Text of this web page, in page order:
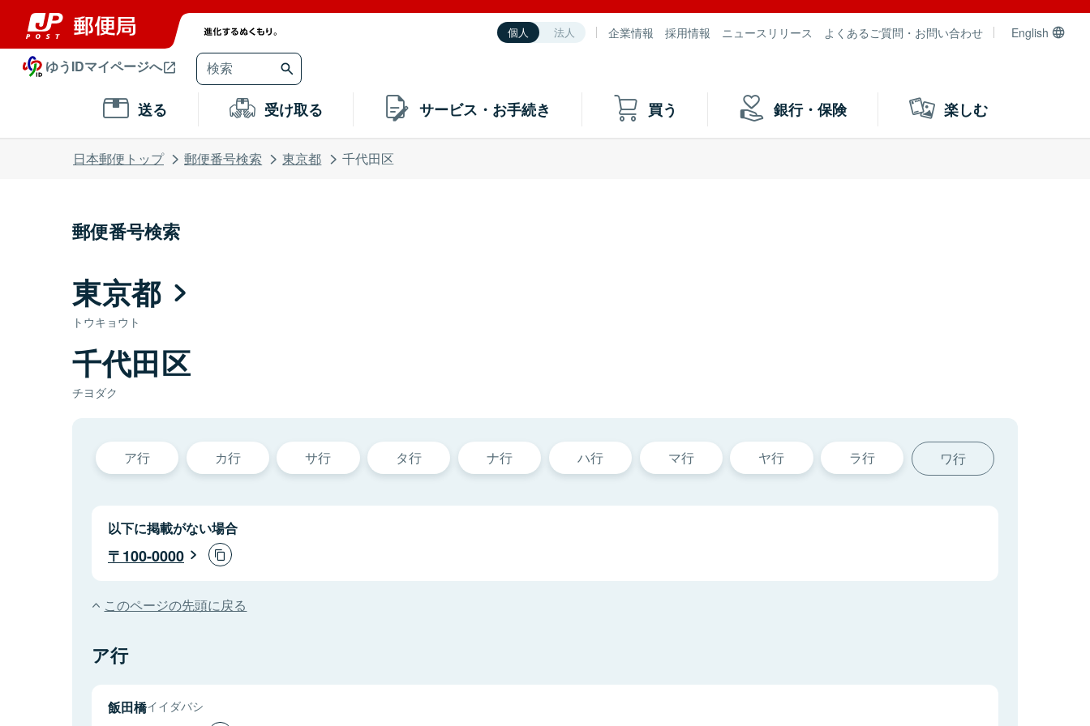
個人 法人 企業情報 採用情報 ニュースリリース よくあるご質問・お問い合わせ English
ゆうIDマイページへ
送る 受け取る サービス・お手続き 買う 銀行・保険 楽しむ
日本郵便トップ 郵便番号検索 東京都 千代田区
郵便番号検索
東京都
トウキョウト
千代田区
チヨダク
ア行 カ行 サ行 タ行 ナ行 ハ行 マ行 ヤ行 ラ行 ワ行
以下に掲載がない場合
100-0000
このページの先頭に戻る
ア行
飯田橋イイダバシ